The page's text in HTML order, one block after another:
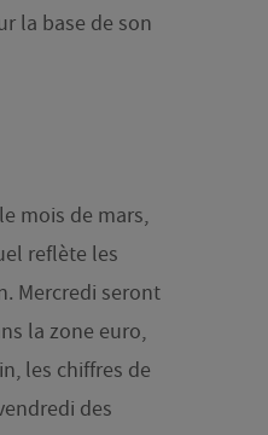
la base de son
mois de mars,
reflète les
Mercredi seront
la zone euro,
les chiffres de
des